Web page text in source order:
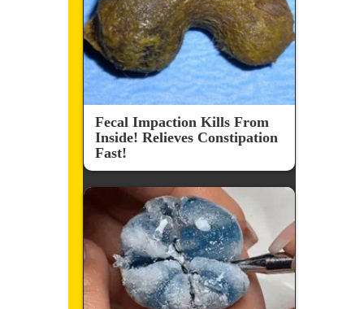
Fecal Impaction Kills From
Inside! Relieves Constipation
Fast!